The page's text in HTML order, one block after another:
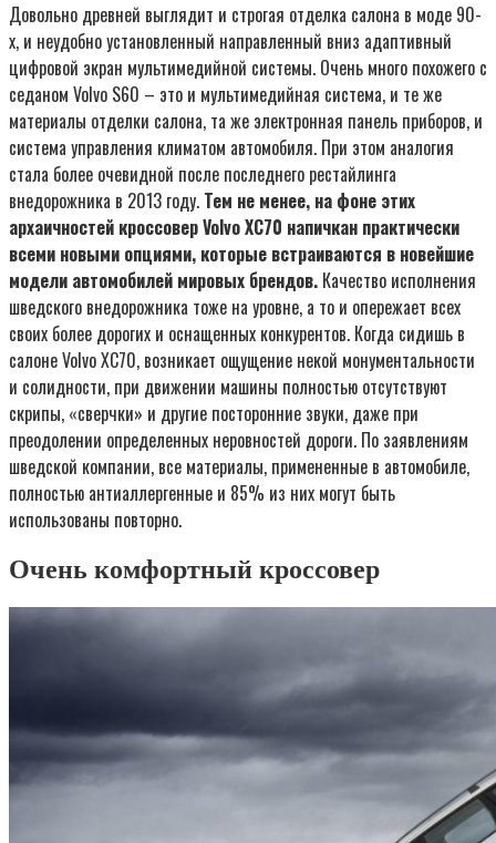
Довольно древней выглядит и строгая отделка салона в моде 90-
х, и неудобно установленный направленный вниз адаптивный
цифровой экран мультимедийной системы. Очень много похожего с
седаном Volvo S60 – это и мультимедийная система, и те же
материалы отделки салона, та же электронная панель приборов, и
система управления климатом автомобиля. При этом аналогия
стала более очевидной после последнего рестайлинга
внедорожника в 2013 году. Тем не менее, на фоне этих
архаичностей кроссовер Volvo XC70 напичкан практически
всеми новыми опциями, которые встраиваются в новейшие
модели автомобилей мировых брендов. Качество исполнения
шведского внедорожника тоже на уровне, а то и опережает всех
своих более дорогих и оснащенных конкурентов. Когда сидишь в
салоне Volvo XC70, возникает ощущение некой монументальности
и солидности, при движении машины полностью отсутствуют
скрипы, «сверчки» и другие посторонние звуки, даже при
преодолении определенных неровностей дороги. По заявлениям
шведской компании, все материалы, примененные в автомобиле,
полностью антиаллергенные и 85% из них могут быть
использованы повторно.
Очень комфортный кроссовер